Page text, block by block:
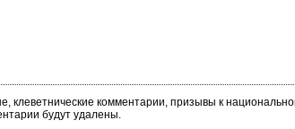
клеветнические комментарии, призывы к
будут удалены.